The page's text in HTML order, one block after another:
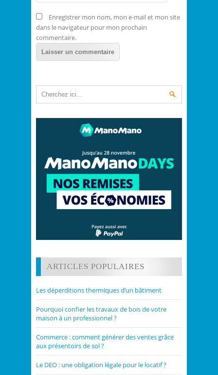
Enregistrer mon nom, mon e-mail et mon site
dans le navigateur pour mon prochain
commentaire.
ARTICLES POPULAIRES
Les déperditions thermiques d’un bâtiment
Pourquoi confier les travaux de bois de votre
maison à un professionnel ?
Commerce : comment générer des ventes grâce
aux présentoirs de sol ?
Le DEO : une obligation légale pour le locatif ?